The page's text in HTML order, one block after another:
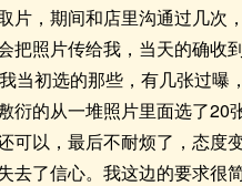
片，期间和店里沟通过几
把照片传给我，当天的确
当初选的那些，有几张过
衍的从一堆照片里面选了
可以，最后不耐烦了，态
去了信心。我这边的要求